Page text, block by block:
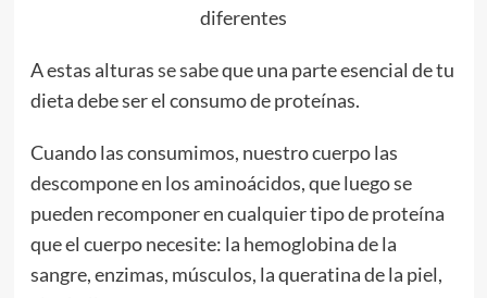
diferentes
A estas alturasse sabeque una parte esencial de tu
dieta debe ser el consumo de proteínas.
Cuando las consumimos, nuestro cuerpo las
descompone en los aminoácidos, que luego se
pueden recomponer en cualquier tipo de proteína
que el cuerpo necesite: la hemoglobina de la
sangre, enzimas, músculos, la queratina de la piel,